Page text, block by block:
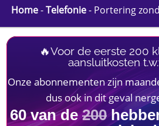
Home-Telefonie- Portering
🔥Voor de eerste 200
aansluitkosten
Onze abonnementen zijn
dus ook in dit geval
60van de200